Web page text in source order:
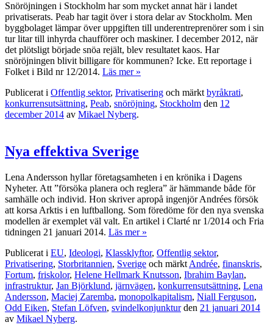
Snöröjningen i Stockholm har som mycket annat här i landet
privatiserats. Peab har tagit över i stora delar av Stockholm. Men
byggbolaget lämpar över uppgiften till underentreprenörer som i sin
tur litar till inhyrda chaufförer och maskiner. I december 2012, när
det plötsligt började snöa rejält, blev resultatet kaos. Har
snöröjningen blivit billigare för kommunen? Icke. Ett reportage i
Folket i Bild nr 12/2014. Läs mer »
Publicerat i Offentlig sektor, Privatisering och märkt byråkrati,
konkurrensutsättning, Peab, snöröjning, Stockholm den 12
december 2014 av Mikael Nyberg.
Nya effektiva Sverige
Lena Andersson hyllar företagsamheten i en krönika i Dagens
Nyheter. Att ”försöka planera och reglera” är hämmande både för
samhälle och individ. Hon skriver apropå ingenjör Andrées försök
att korsa Arktis i en luftballong. Som föredöme för den nya svenska
modellen är exemplet väl valt. En artikel i Clarté nr 1/2014 och Fria
tidningen 21 januari 2014. Läs mer »
Publicerat i EU, Ideologi, Klassklyftor, Offentlig sektor,
Privatisering, Storbritannien, Sverige och märkt Andrée, finanskris,
Fortum, friskolor, Helene Hellmark Knutsson, Ibrahim Baylan,
infrastruktur, Jan Björklund, järnvägen, konkurrensutsättning, Lena
Andersson, Maciej Zaremba, monopolkapitalism, Niall Ferguson,
Odd Eiken, Stefan Löfven, svindelkonjunkturden 21 januari 2014
av Mikael Nyberg.